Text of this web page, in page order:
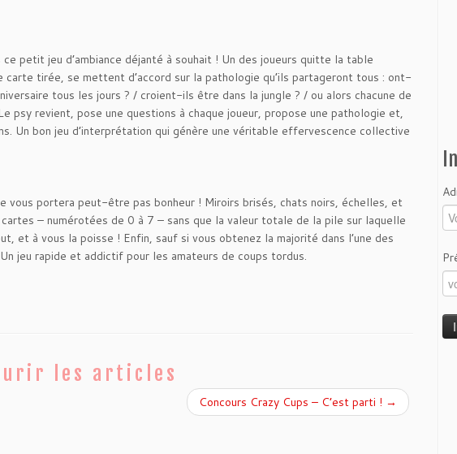
petit jeu d’ambiance déjanté à souhait ! Un des joueurs quitte la table
carte tirée, se mettent d’accord sur la pathologie qu’ils partageront tous : ont-
tous les jours ? / croient-ils être dans la jungle ? / ou alors chacune de
psy revient, pose une questions à chaque joueur, propose une pathologie et,
Un bon jeu d’interprétation qui génère une véritable effervescence collective
vous portera peut-être pas bonheur ! Miroirs brisés, chats noirs, échelles, et
– numérotées de 0 à 7 – sans que la valeur totale de la pile sur laquelle
et à vous la poisse ! Enfin, sauf si vous obtenez la majorité dans l’une des
jeu rapide et addictif pour les amateurs de coups tordus.
les articles
Concours Crazy Cups – C’est parti ! →